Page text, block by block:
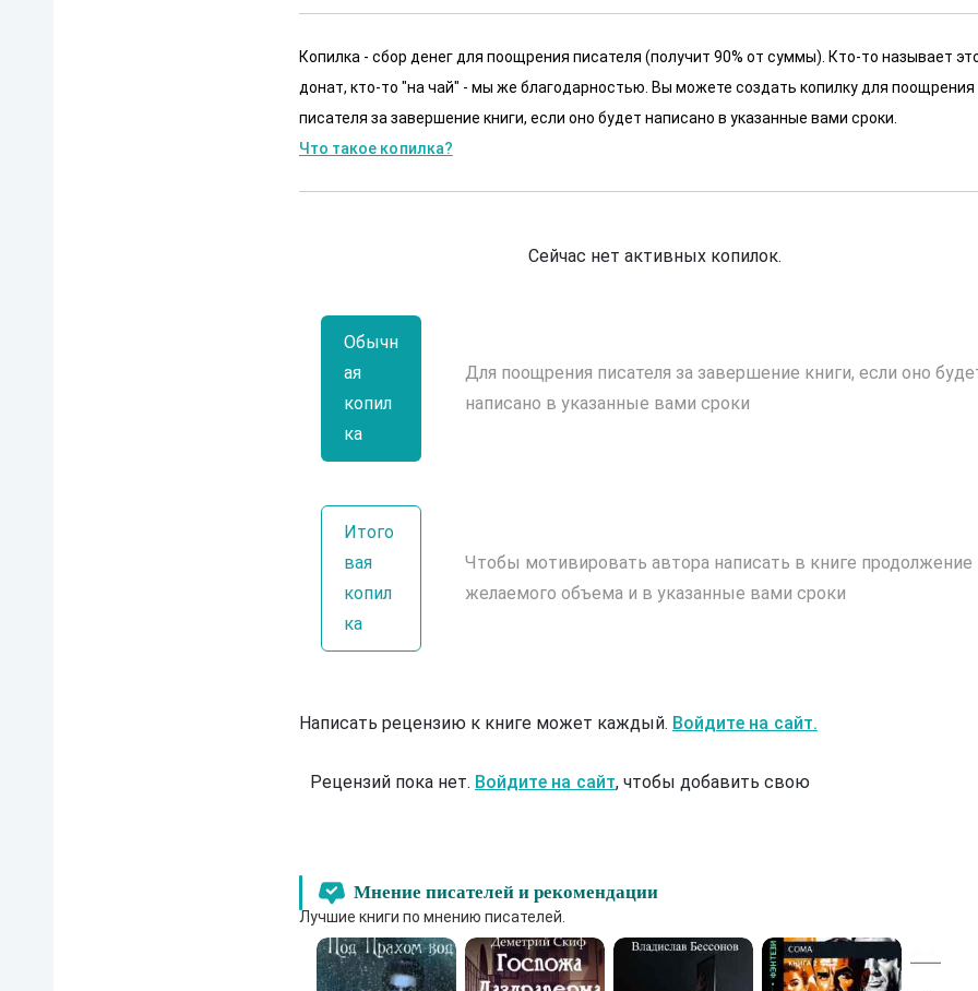
Копилка - сбор денег для поощрения писателя (получит 90% от суммы). Кто-то называет
донат, кто-то "на чай" - мы же благодарностью. Вы можете создать копилку для поощрения
писателя за завершение книги, если оно будет написано в указанные вами сроки.
Что такое копилка?
Сейчас нет активных копилок.
Обычн
ая
копил
ка
Для поощрения писателя за завершение книги, если оно
написано в указанные вами сроки
Итого
вая
копил
ка
Чтобы мотивировать автора написать в книге продолжение
желаемого объема и в указанные вами сроки
Написать рецензию к книге может каждый. Войдите на сайт.
Рецензий пока нет. Войдите на сайт, чтобы добавить свою
Мнение писателей и рекомендации
Лучшие книги по мнению писателей.